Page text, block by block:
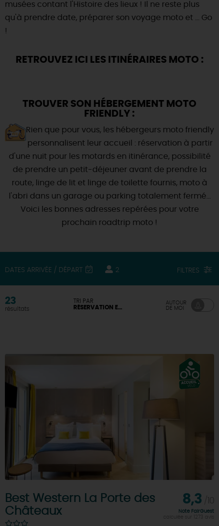
Où sortir ?
AUJOURD'HUI
CE WEEK-END
CETTE SEMAINE
TOUT L'AGENDA
musées contant l'Histoire des lieux ! Il ne reste plus
qu'à prendre date, préparer son voyage moto et ... Go
!
RETROUVEZ ICI LES ITINÉRAIRES MOTO :
TROUVER SON HÉBERGEMENT MOTO
FRIENDLY :
Rien que pour vous, les hébergeurs moto friendly
personnalisent leur accueil : réservation à partir
d'une nuit pour les motards en itinérance, possibilité
de prendre un petit-déjeuner avant de prendre la
route, linge de lit et linge de toilette fournis, moto à
l'abri dans un garage ou parking totalement fermé...
Voici les bonnes adresses repérées pour votre
prochain roadtrip moto !
DATES ARRIVÉE / DÉPART 2 FILTRES
23
résultats
TRI PAR
RÉSERVATION EN LIGNE DISPONIBLE
AUTOUR
DE MOI
Best Western La Porte des
Châteaux
8,3
Note FairGuest
calculée sur 1273 avis